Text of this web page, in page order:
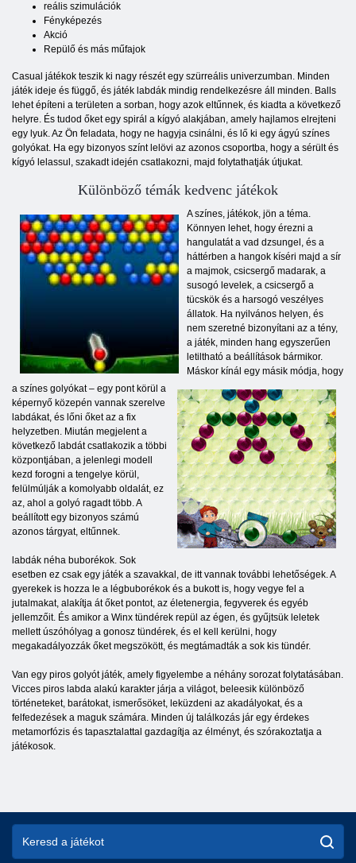
reális szimulációk
Fényképezés
Akció
Repülő és más műfajok
Casual játékok teszik ki nagy részét egy szürreális univerzumban. Minden
játék ideje és függő, és játék labdák mindig rendelkezésre áll minden. Balls
lehet építeni a területen a sorban, hogy azok eltűnnek, és kiadta a következő
helyre. És tudod őket egy spirál a kígyó alakjában, amely hajlamos elrejteni
egy lyuk. Az Ön feladata, hogy ne hagyja csinálni, és lő ki egy ágyú színes
golyókat. Ha egy bizonyos színt lelövi az azonos csoportba, hogy a sérült és
kígyó lelassul, szakadt idején csatlakozni, majd folytathatják útjukat.
Különböző témák kedvenc játékok
A színes, játékok, jön a téma.
Könnyen lehet, hogy érezni a
hangulatát a vad dzsungel, és a
háttérben a hangok kíséri majd a sír
a majmok, csicsergő madarak, a
susogó levelek, a csicsergő a
tücskök és a harsogó veszélyes
állatok. Ha nyilvános helyen, és
nem szeretné bizonyítani az a tény,
a játék, minden hang egyszerűen
letiltható a beállítások bármikor.
Máskor kínál egy másik módja, hogy
a színes golyókat – egy pont körül a
képernyő közepén vannak szerelve
labdákat, és lőni őket az a fix
helyzetben. Miután megjelent a
következő labdát csatlakozik a többi
központjában, a jelenlegi modell
kezd forogni a tengelye körül,
felülmúlják a komolyabb oldalát, ez
az, ahol a golyó ragadt több. A
beállított egy bizonyos számú
azonos tárgyat, eltűnnek.
labdák néha buborékok. Sok
esetben ez csak egy játék a szavakkal, de itt vannak további lehetőségek. A
gyerekek is hozza le a légbuborékok és a bukott is, hogy vegye fel a
jutalmakat, alakítja át őket pontot, az életenergia, fegyverek és egyéb
jellemzőit. És amikor a Winx tündérek repül az égen, és gyűjtsük leletek
mellett úszóhólyag a gonosz tündérek, és el kell kerülni, hogy
megakadályozzák őket megszökött, és megtámadták a sok kis tündér.
Van egy piros golyót játék, amely figyelembe a néhány sorozat folytatásában.
Vicces piros labda alakú karakter járja a világot, beleesik különböző
történeteket, barátokat, ismerősöket, leküzdeni az akadályokat, és a
felfedezések a maguk számára. Minden új találkozás jár egy érdekes
metamorfózis és tapasztalattal gazdagítja az élményt, és szórakoztatja a
játékosok.